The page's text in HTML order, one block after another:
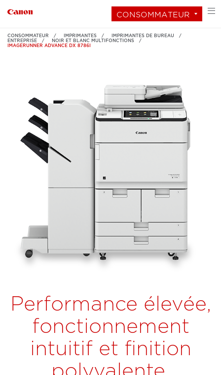
CONSOMMATEUR
CONSOMMATEUR IMPRIMANTES
IMPRIMANTES DE BUREAU
ENTREPRISE
NOIR ET BLANC MULTIFONCTIONS
IMAGERUNNER ADVANCE DX 8786I
Performance élevée,
fonctionnement
intuitif et finition